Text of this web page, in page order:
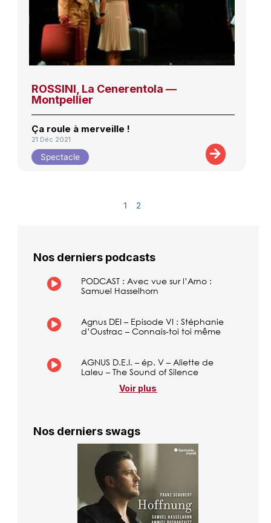
ROSSINI, La Cenerentola —
Montpellier
Ça roule à merveille !
21 Déc 2021
Spectacle
1 2
Nos derniers podcasts
PODCAST : Avec vue sur l’Arno :
Samuel Hasselhorn
Agnus DEI – Episode VI : Stéphanie
d’Oustrac – Connais-toi toi même
AGNUS D.E.I. – ép. V – Aliette de
Laleu – The Sound of Silence
Voir plus
Nos derniers swags